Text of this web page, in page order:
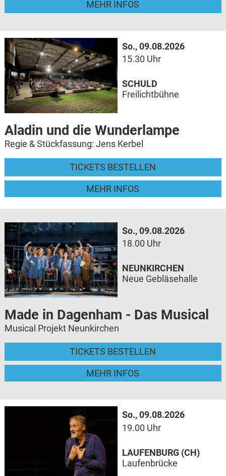
MEHR INFOS
So., 09.08.2026
15.30 Uhr
Aladin und die Wunderlampe
Regie & Stückfassung: Jens Kerbel
TICKETS BESTELLEN
MEHR INFOS
SCHULD
Freilichtbühne
So., 09.08.2026
18.00 Uhr
Made in Dagenham - Das Musical
Musical Projekt Neunkirchen
TICKETS BESTELLEN
MEHR INFOS
NEUNKIRCHEN
Neue Gebläsehalle
So., 09.08.2026
19.00 Uhr
LAUFENBURG (CH)
Laufenbrücke